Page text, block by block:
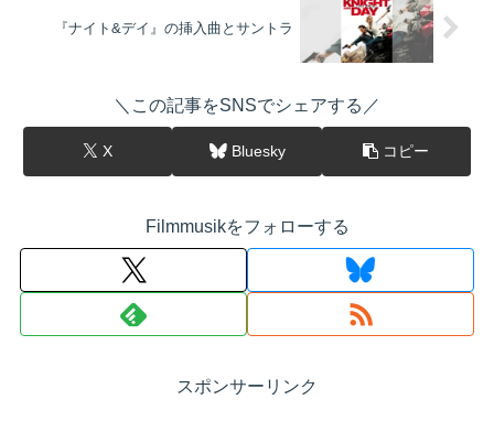
『ナイト&デイ』の挿入曲とサントラ
＼この記事をSNSでシェアする／
X Bluesky コピー
Filmmusikをフォローする
スポンサーリンク